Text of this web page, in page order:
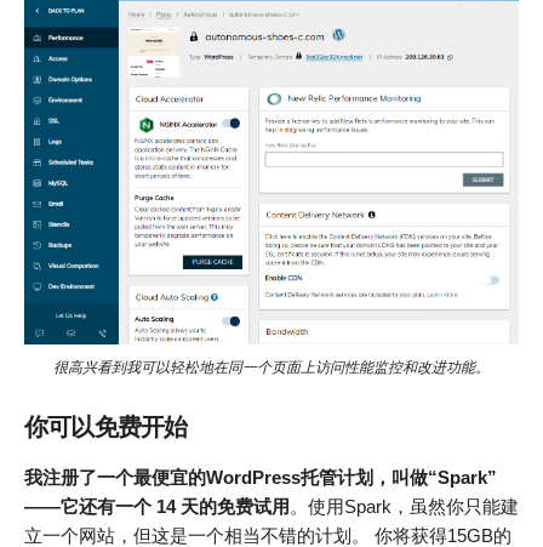
很高兴看到我可以轻松地在同一个页面上访问性能监控和改进功能。
你可以免费开始
我注册了一个最便宜的WordPress托管计划，叫做“Spark”
——它还有一个 14 天的免费试用 。使用Spark，虽然你只能建
立一个网站，但这是一个相当不错的计划。 你将获得15GB的